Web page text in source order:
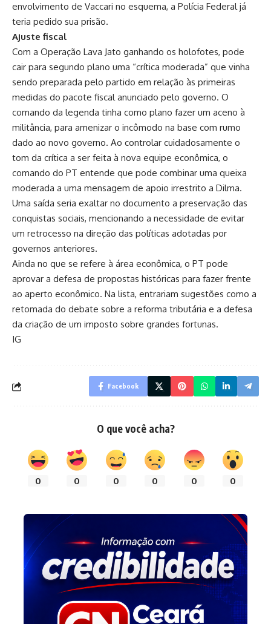
envolvimento de Vaccari no esquema, a Polícia Federal já
teria pedido sua prisão.
Ajuste fiscal
Com a Operação Lava Jato ganhando os holofotes, pode
cair para segundo plano uma “crítica moderada” que vinha
sendo preparada pelo partido em relação às primeiras
medidas do pacote fiscal anunciado pelo governo. O
comando da legenda tinha como plano fazer um aceno à
militância, para amenizar o incômodo na base com rumo
dado ao novo governo. Ao controlar cuidadosamente o
tom da crítica a ser feita à nova equipe econômica, o
comando do PT entende que pode combinar uma queixa
moderada a uma mensagem de apoio irrestrito a Dilma.
Uma saída seria exaltar no documento a preservação das
conquistas sociais, mencionando a necessidade de evitar
um retrocesso na direção das políticas adotadas por
governos anteriores.
Ainda no que se refere à área econômica, o PT pode
aprovar a defesa de propostas históricas para fazer frente
ao aperto econômico. Na lista, entrariam sugestões como a
retomada do debate sobre a reforma tributária e a defesa
da criação de um imposto sobre grandes fortunas.
IG
Facebook
O que você acha?
0 0 0 0 0 0